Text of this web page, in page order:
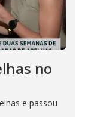
no
e passou